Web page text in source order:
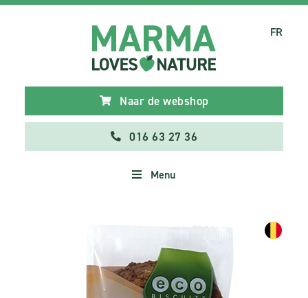
Naar de webshop
016 63 27 36
Menu
FR